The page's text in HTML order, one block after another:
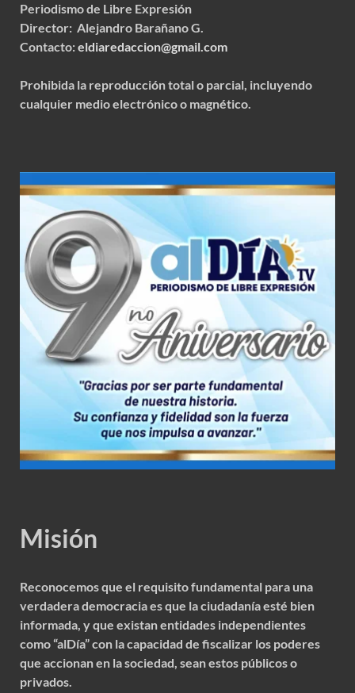
Periodismo de Libre Expresión
Director: Alejandro Barañano G.
Contacto:eldiaredaccion@gmail.com
Prohibida la reproducción total o parcial, incluyendo
cualquier medio electrónico o magnético.
Misión
Reconocemos que el requisito fundamental para una
verdadera democracia es que la ciudadanía esté bien
informada, y que existan entidades independientes
como “alDía” con la capacidad de fiscalizar los poderes
que accionan en la sociedad, sean estos públicos o
privados.